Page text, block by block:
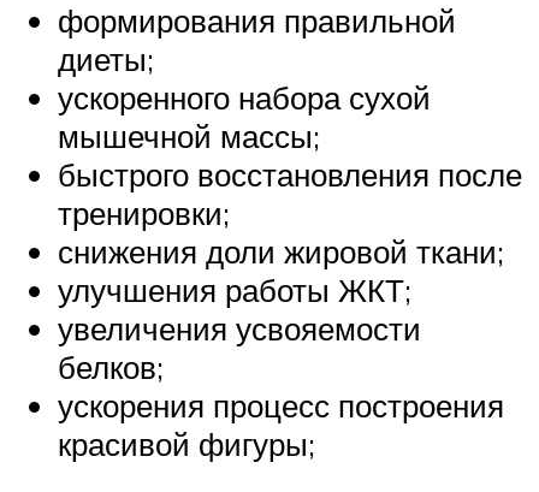
формирования правильной
диеты;
ускоренного набора сухой
мышечной массы;
быстрого восстановления после
тренировки;
снижения доли жировой ткани;
улучшения работы ЖКТ;
увеличения усвояемости
белков;
ускорения процесс построения
красивой фигуры;